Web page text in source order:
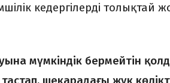
кедергілерді толықтай
мүмкіндік бермейтін